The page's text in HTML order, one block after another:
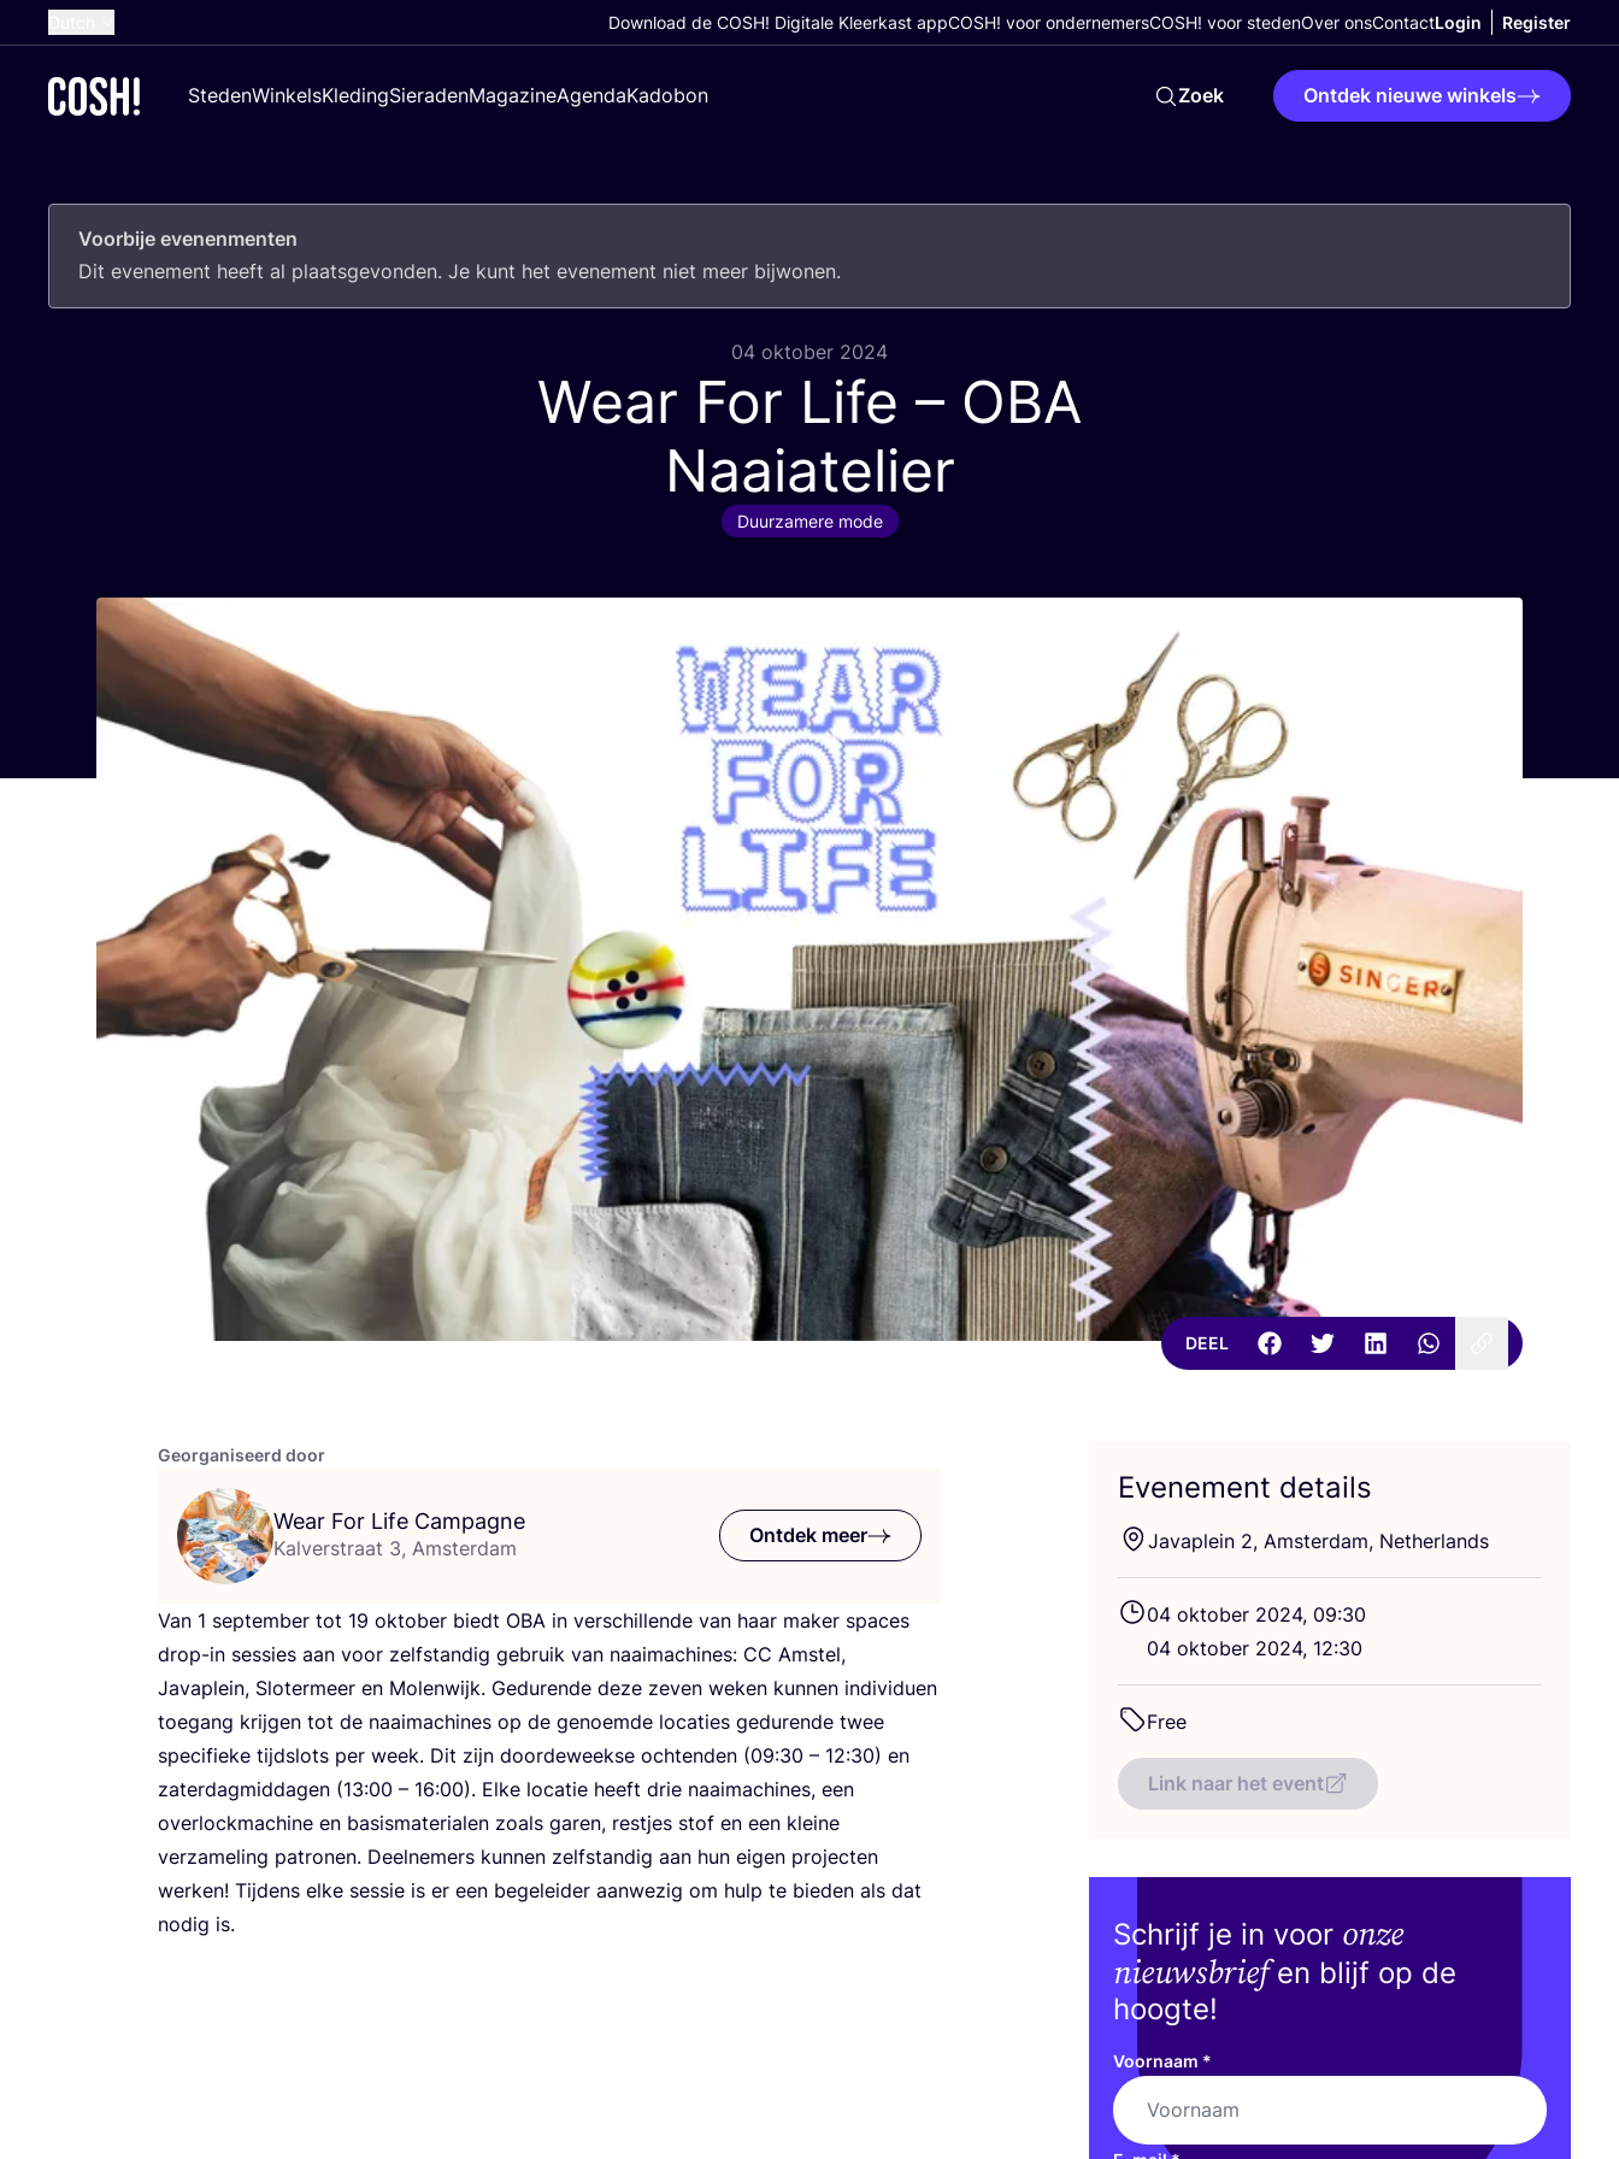
French
German
Croatian
Download de COSH! Digitale Kleerkast appCOSH! voor ondernemersCOSH! voor stedenOver onsContactLogin Register
StedenWinkelsKledingSieradenMagazineAgendaKadobon Zoek Ontdek nieuwe winkels
Voorbije evenenmenten
Dit eve­ne­ment heeft al plaats­ge­von­den. Je kunt het eve­ne­ment niet meer bijwonen.
04 oktober 2024
Wear For Life – OBA
Naaiatelier
Duurzamere mode
DEEL
Georganiseerd door
Wear For Life Campagne
Kalverstraat 3, Amsterdam
Ontdek meer
Van 1 sep­tem­ber tot 19 okto­ber biedt OBA in ver­schil­len­de van haar maker spa­ces
drop-in ses­sies aan voor zelf­stan­dig gebruik van naai­ma­chi­nes: CC Amstel,
Java­p­lein, Slo­ter­meer en Molen­wijk. Gedu­ren­de deze zeven weken kun­nen indi­vi­du­en
toe­gang krij­gen tot de naai­ma­chi­nes op de genoem­de loca­ties gedu­ren­de twee
spe­ci­fie­ke tijd­slots per week. Dit zijn door­de­week­se och­ten­den (09:30 – 12:30) en
zater­dag­mid­da­gen (13:00 – 16:00). Elke loca­tie heeft drie naai­ma­chi­nes, een
over­lock­ma­chi­ne en basis­ma­te­ri­a­len zoals garen, rest­jes stof en een klei­ne
ver­za­me­ling patro­nen. Deel­ne­mers kun­nen zelf­stan­dig aan hun eigen pro­jec­ten
wer­ken! Tij­dens elke ses­sie is er een bege­lei­der aan­we­zig om hulp te bie­den als dat
nodig is.
Evenement details
Java­p­lein 2, Amster­dam, Netherlands
04 okto­ber 2024, 09:30
04 okto­ber 2024, 12:30
Free
Link naar het event
Schrijf je in voor onze
nieuwsbriefen blijf op de
hoogte!
Voornaam *